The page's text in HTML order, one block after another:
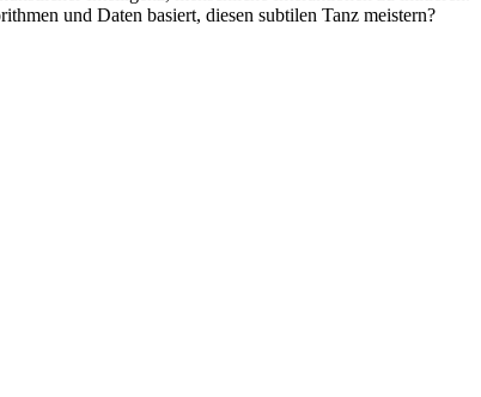
und Daten basiert, diesen subtilen Tanz meistern?